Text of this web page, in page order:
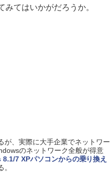
てはいかがだろうか。
が、実際に大手企業でネットワー
のネットワーク全般が得意
8.1/7 XPパソコンからの乗り換え